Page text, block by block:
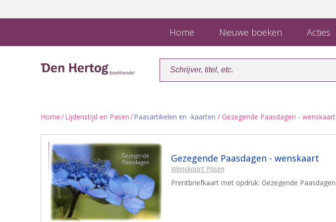
Home Nieuwe boeken Acties
Home/Lijdenstijd en Pasen/Paasartikelen en -kaarten / Gezegende Paasdagen - wenskaart
Gezegende Paasdagen - wenskaart
Wenskaart Pasen
Prentbriefkaart met opdruk: Gezegende Paasdagen